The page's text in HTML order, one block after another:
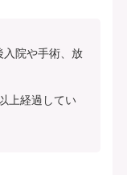
入院や手術、放
上経過してい